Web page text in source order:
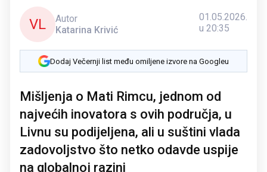
VL
Autor
Katarina Krivić
01.05.2026.
u 20:35
Dodaj Večernji list među omiljene izvore na Googleu
Mišljenja o Mati Rimcu, jednom od
najvećih inovatora s ovih područja, u
Livnu su podijeljena, ali u suštini vlada
zadovoljstvo što netko odavde uspije
na globalnoj razini